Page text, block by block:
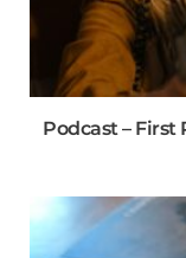
Podcast – First